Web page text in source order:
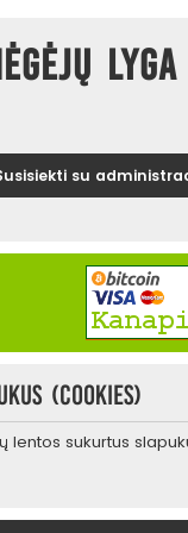
lyga
su
(cookies)
lentos sukurtus